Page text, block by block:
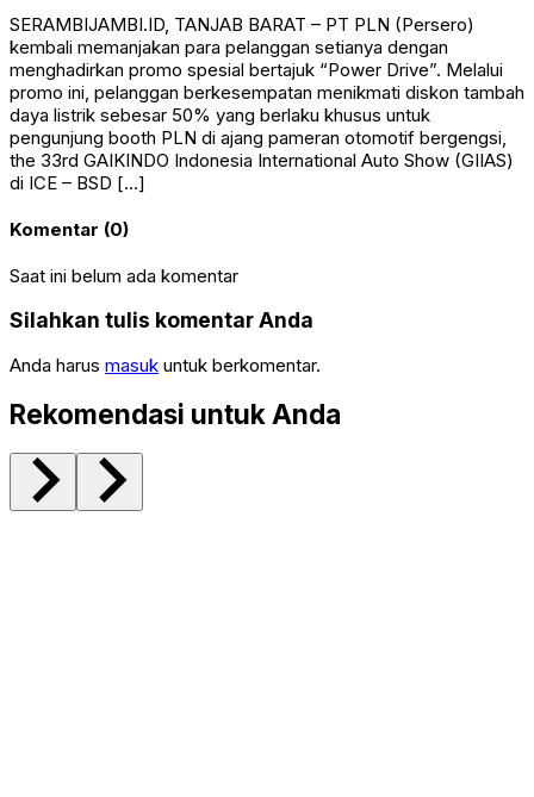
SERAMBIJAMBI.ID, TANJAB BARAT – PT PLN (Persero)
kembali memanjakan para pelanggan setianya dengan
menghadirkan promo spesial bertajuk “Power Drive”. Melalui
promo ini, pelanggan berkesempatan menikmati diskon tambah
daya listrik sebesar 50% yang berlaku khusus untuk
pengunjung booth PLN di ajang pameran otomotif bergengsi,
the 33rd GAIKINDO Indonesia International Auto Show (GIIAS)
di ICE – BSD […]
Komentar (0)
Saat ini belum ada komentar
Silahkan tulis komentar Anda
Anda harus masuk untuk berkomentar.
Rekomendasi untuk Anda